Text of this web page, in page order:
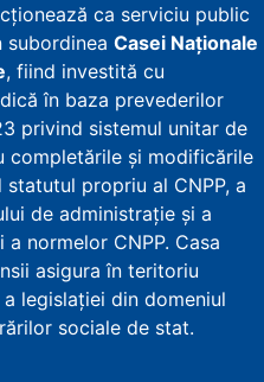
ca serviciu public
subordinea Casei Naționale
, fiind investită cu
în baza prevederilor
privind sistemul unitar de
completările și modificările
propriu al CNPP, a
de administrație și a
a normelor CNPP. Casa
asigura în teritoriu
legislației din domeniul
sociale de stat.